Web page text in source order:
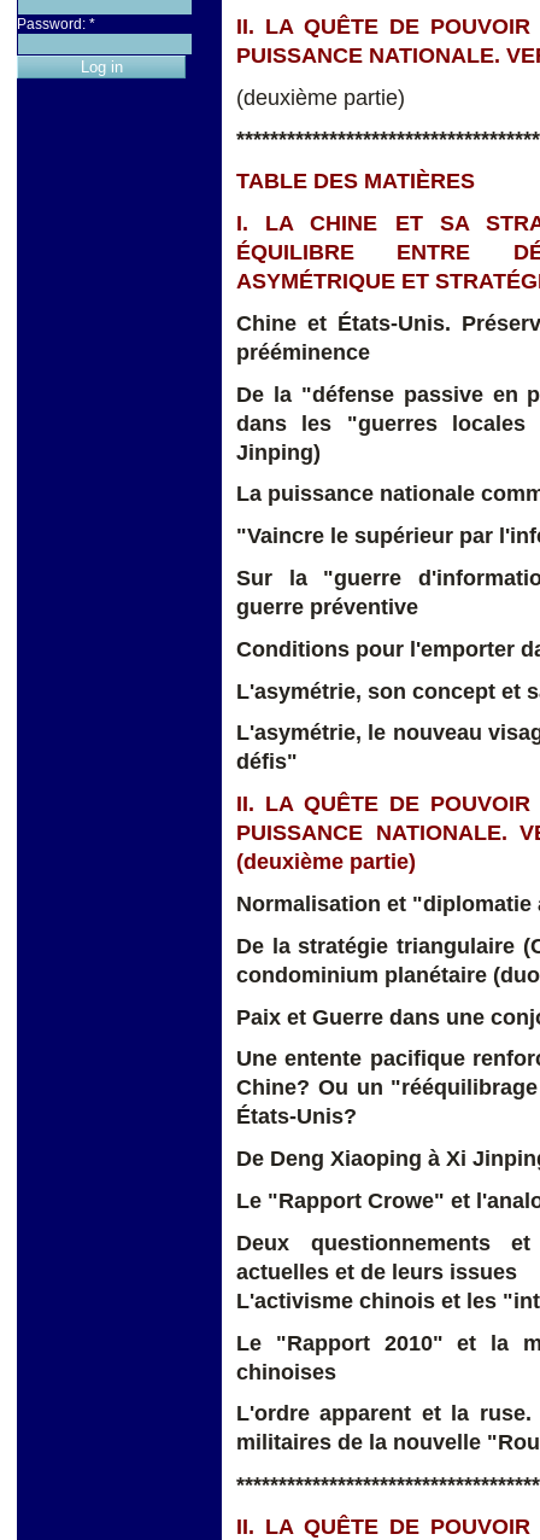
Password: *
II. LA QUÊTE DE
PUISSANCE NATIONALE.
(deuxième partie)
TABLE DES MATIÈRES
I. LA CHINE ET SA
ÉQUILIBRE ENTRE
ASYMÉTRIQUE ET
Chine et États-Unis.
prééminence
De la "défense passive en
dans les "guerres
Jinping)
La puissance nationale
"Vaincre le supérieur par
Sur la "guerre
guerre préventive
Conditions pour l'emporter
L'asymétrie, son concept et
L'asymétrie, le nouveau
défis"
II. LA QUÊTE DE
PUISSANCE NATIONALE.
(deuxième partie)
Normalisation et "diplomatie
De la stratégie triangulaire
condominium planétaire
Paix et Guerre dans une
Une entente pacifique
Chine? Ou un
États-Unis?
De Deng Xiaoping à Xi
Le "Rapport Crowe" et
Deux questionnements
actuelles et de leurs issues
L'activisme chinois et les
Le "Rapport 2010" et la
chinoises
L'ordre apparent et la
militaires de la nouvelle
II. LA QUÊTE DE